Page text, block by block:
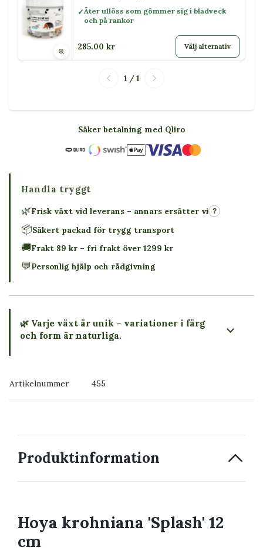
Äter ullöss som gömmer sig i bladveck
och på rankor
285.00 kr Välj alternativ
1 / 1
Säker betalning med Qliro
Handla tryggt
🌿Frisk växt vid leverans – annars ersätter vi ?
📦Säkert packad för trygg transport
🚚Frakt 89 kr – fri frakt över 1299 kr
💬Personlig hjälp och rådgivning
🌿 Varje växt är unik – variationer i färg
och form är naturliga.
Artikelnummer 455
Produktinformation
Hoya krohniana 'Splash' 12
cm